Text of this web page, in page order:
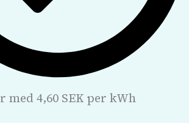
4,60 SEK per kWh